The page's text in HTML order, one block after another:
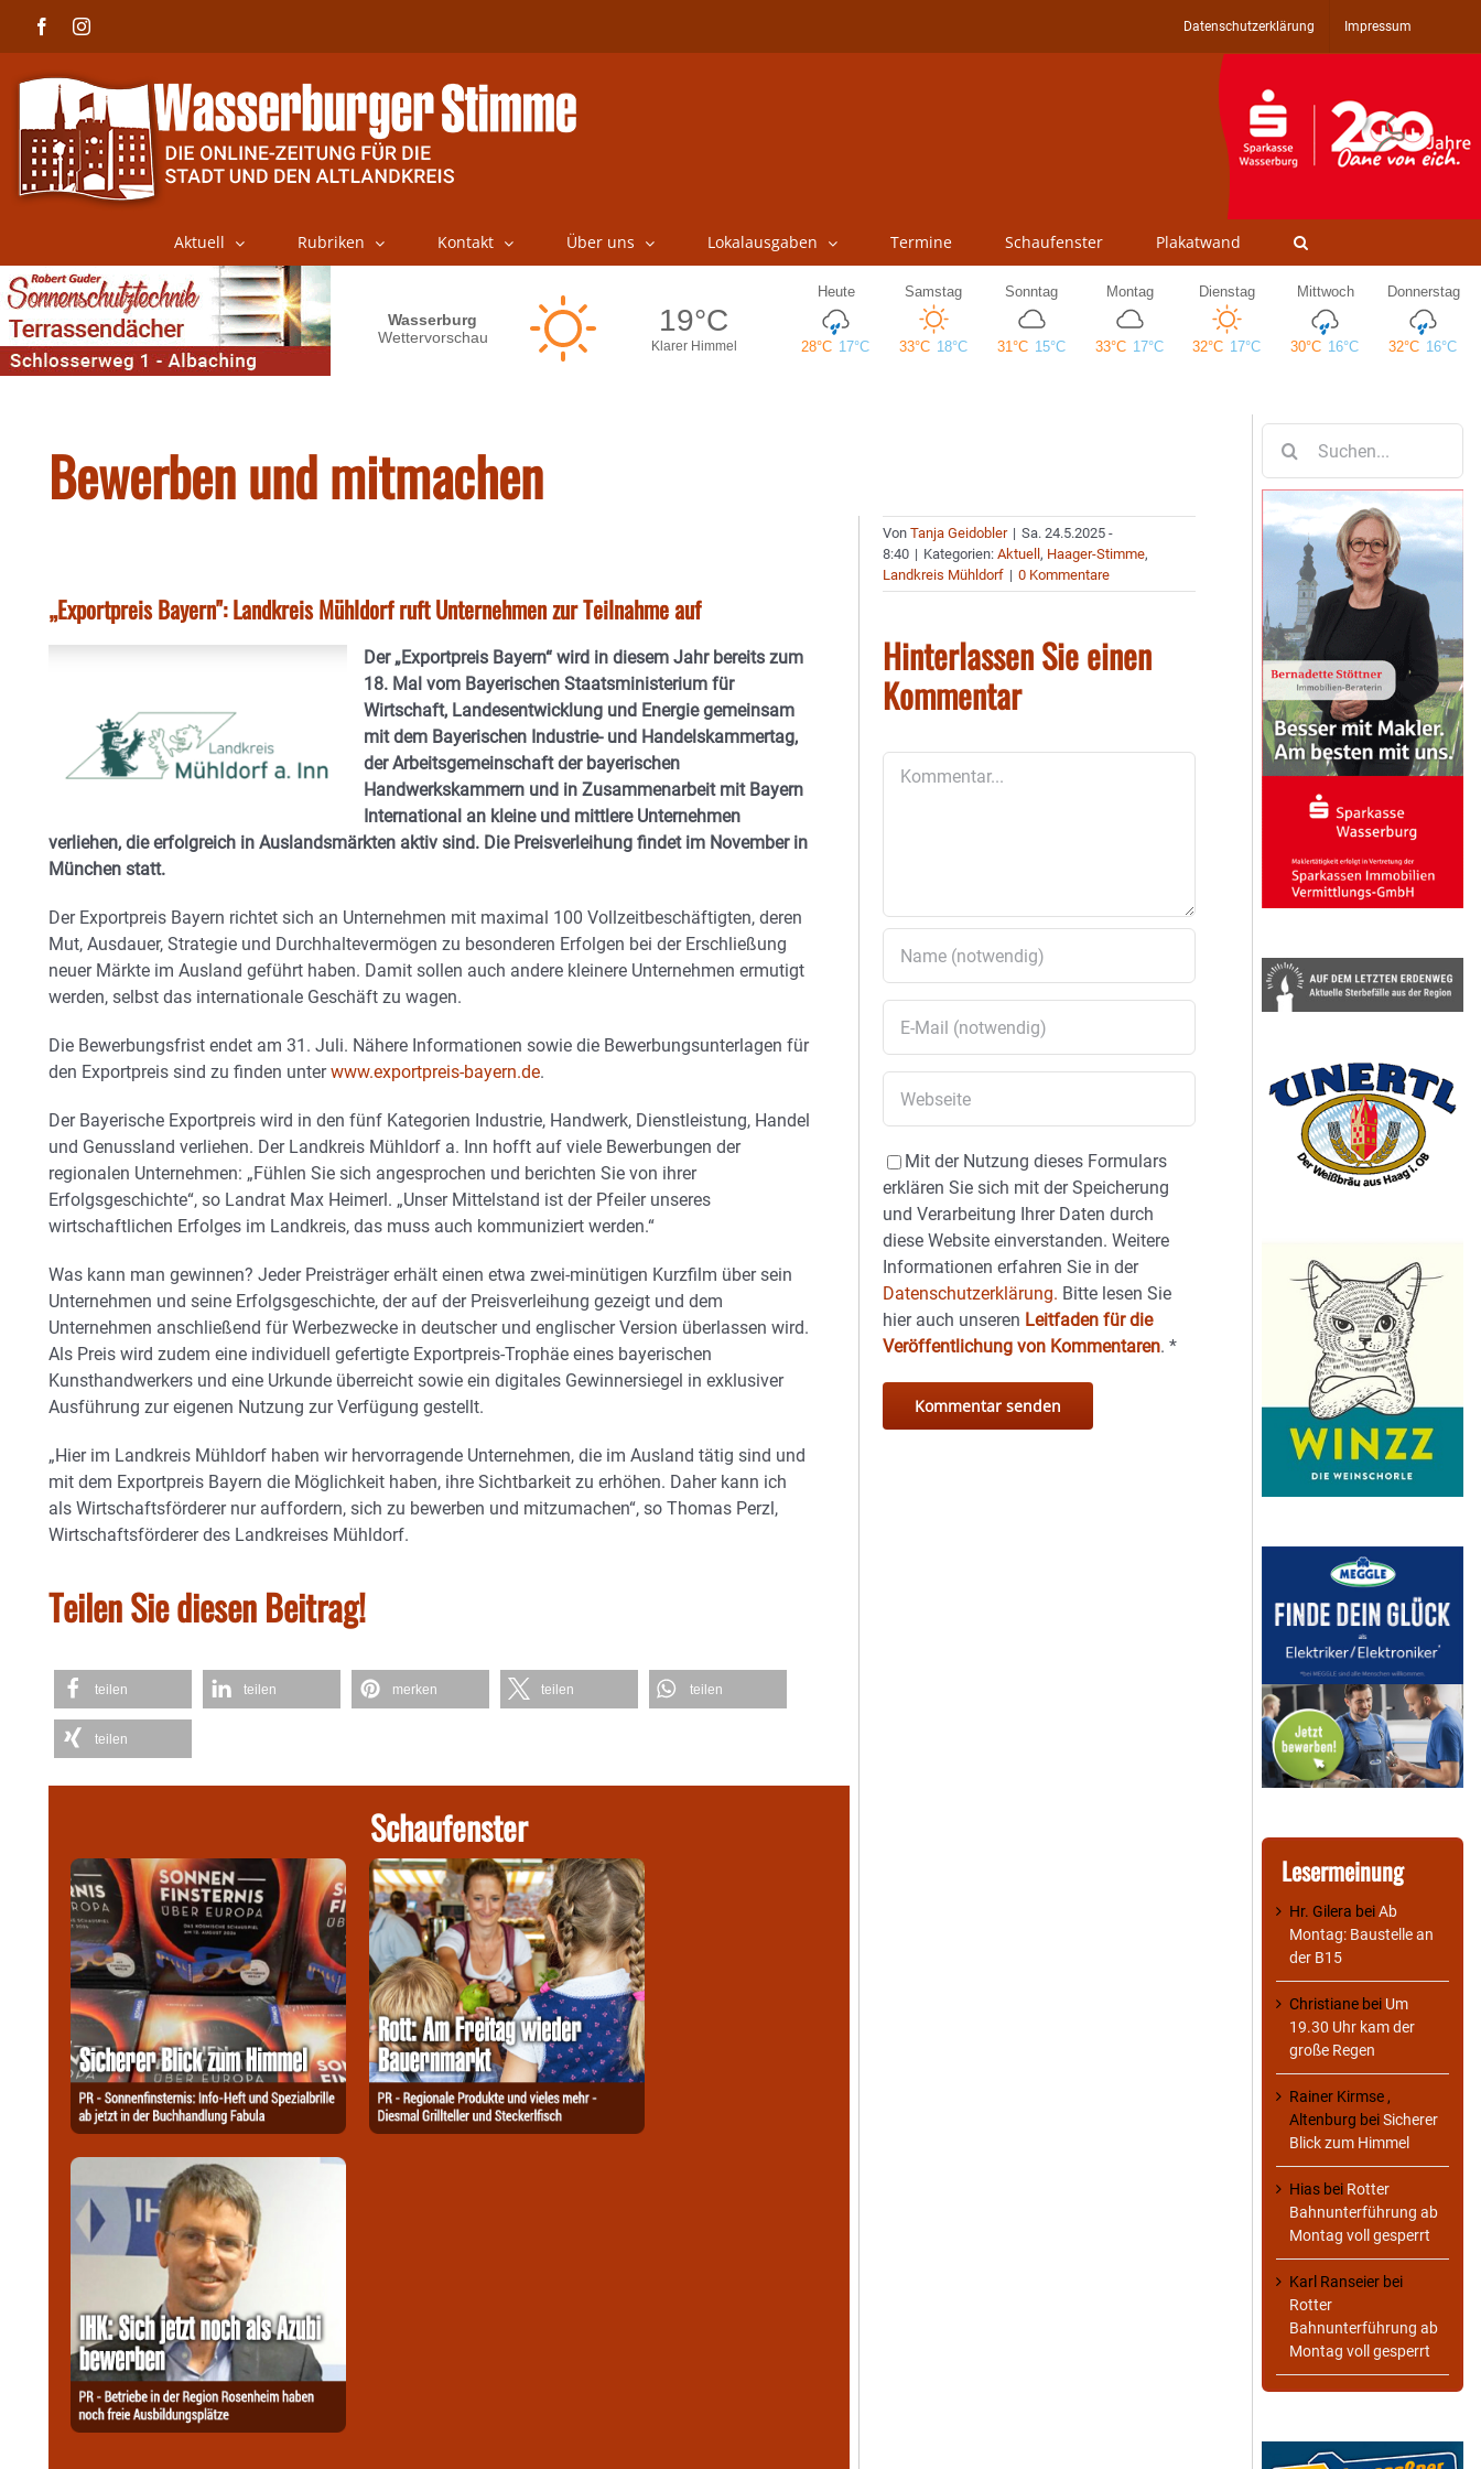
FacebookInstagram Datenschutzerklärung Impressum
Aktuell Rubriken Kontakt Über uns Lokalausgaben Termine Schaufenster Plakatwand
Bewerben und mitmachen
„Exportpreis Bayern": Landkreis Mühldorf ruft Unternehmen zur Teilnahme auf
Der „Exportpreis Bayern“ wird in diesem Jahr bereits zum
18. Mal vom Bayerischen Staatsministerium für
Wirtschaft, Landesentwicklung und Energie gemeinsam
mit dem Bayerischen Industrie- und Handelskammertag,
der Arbeitsgemeinschaft der bayerischen
Handwerkskammern und in Zusammenarbeit mit Bayern
International an kleine und mittlere Unternehmen
verliehen, die erfolgreich in Auslandsmärkten aktiv sind. Die Preisverleihung findet im November in
München statt.
Der Exportpreis Bayern richtet sich an Unternehmen mit maximal 100 Vollzeitbeschäftigten, deren
Mut, Ausdauer, Strategie und Durchhaltevermögen zu besonderen Erfolgen bei der Erschließung
neuer Märkte im Ausland geführt haben. Damit sollen auch andere kleinere Unternehmen ermutigt
werden, selbst das internationale Geschäft zu wagen.
Die Bewerbungsfrist endet am 31. Juli. Nähere Informationen sowie die Bewerbungsunterlagen für
den Exportpreis sind zu finden unterwww.exportpreis-bayern.de.
Der Bayerische Exportpreis wird in den fünf Kategorien Industrie, Handwerk, Dienstleistung, Handel
und Genussland verliehen. Der Landkreis Mühldorf a. Inn hofft auf viele Bewerbungen der
regionalen Unternehmen: „Fühlen Sie sich angesprochen und berichten Sie von ihrer
Erfolgsgeschichte“, so Landrat Max Heimerl. „Unser Mittelstand ist der Pfeiler unseres
wirtschaftlichen Erfolges im Landkreis, das muss auch kommuniziert werden.“
Was kann man gewinnen? Jeder Preisträger erhält einen etwa zwei-minütigen Kurzfilm über sein
Unternehmen und seine Erfolgsgeschichte, der auf der Preisverleihung gezeigt und dem
Unternehmen anschließend für Werbezwecke in deutscher und englischer Version überlassen wird.
Als Preis wird zudem eine individuell gefertigte Exportpreis-Trophäe eines bayerischen
Kunsthandwerkers und eine Urkunde überreicht sowie ein digitales Gewinnersiegel in exklusiver
Ausführung zur eigenen Nutzung zur Verfügung gestellt.
„Hier im Landkreis Mühldorf haben wir hervorragende Unternehmen, die im Ausland tätig sind und
mit dem Exportpreis Bayern die Möglichkeit haben, ihre Sichtbarkeit zu erhöhen. Daher kann ich
als Wirtschaftsförderer nur auffordern, sich zu bewerben und mitzumachen“, so Thomas Perzl,
Wirtschaftsförderer des Landkreises Mühldorf.
Teilen Sie diesen Beitrag!
teilen teilen merken teilen teilen
teilen
Schaufenster
VonTanja Geidobler | Sa. 24.5.2025 -
8:40 | Kategorien:Aktuell, Haager-Stimme,
Landkreis Mühldorf | 0 Kommentare
Hinterlassen Sie einen
Kommentar
Mit der Nutzung dieses Formulars
erklären Sie sich mit der Speicherung
und Verarbeitung Ihrer Daten durch
diese Website einverstanden. Weitere
Informationen erfahren Sie in der
Datenschutzerklärung. Bitte lesen Sie
hier auch unseren Leitfaden für die
Veröffentlichung von Kommentaren.*
nach:
Lesermeinung
Hr. Gilera beiAb
Montag: Baustelle an
der B15
Christiane bei Um
19.30 Uhr kam der
große Regen
Rainer Kirmse ,
Altenburg beiSicherer
Blick zum Himmel
Hias bei Rotter
Bahnunterführung ab
Montag voll gesperrt
Karl Ranseier bei
Rotter
Bahnunterführung ab
Montag voll gesperrt